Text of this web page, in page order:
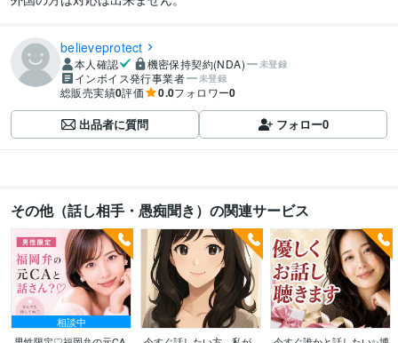
believeprotect
本人確認 機密保持契約(NDA) 未登録
インボイス発行事業者 未登録
総販売実績0評価 0.0フォロワー0
出品者に質問 フォロー0
その他（話し相手・愚痴聞き）の関連サービス
相談中